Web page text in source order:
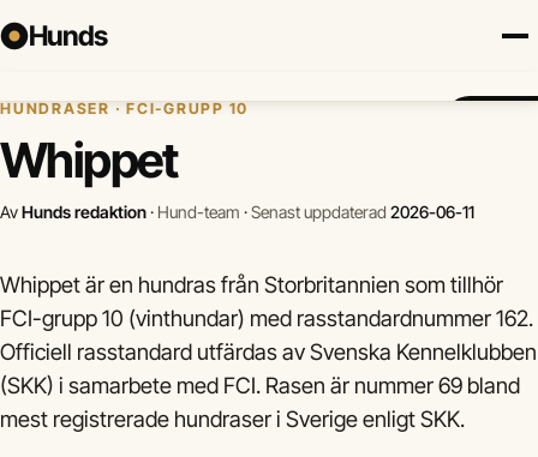
Hunds
Försäkring Hundraser Lokalt
HUNDRASER · FCI-GRUPP 10
Whippet
AvHunds redaktion· Hund-team ·Senast uppdaterad 2026-06-11
Whippet är en hundras från Storbritannien som tillhör
FCI-grupp 10 (vinthundar) med rasstandardnummer 162.
Officiell rasstandard utfärdas av Svenska Kennelklubben
(SKK) i samarbete med FCI. Rasen är nummer 69 bland
mest registrerade hundraser i Sverige enligt SKK.